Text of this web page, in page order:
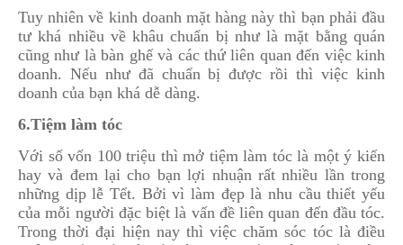
Tuy nhiên về kinh doanh mặt hàng này thì bạn phải đầu
tư khá nhiều về khâu chuẩn bị như là mặt bằng quán
cũng như là bàn ghế và các thứ liên quan đến việc kinh
doanh. Nếu như đã chuẩn bị được rồi thì việc kinh
doanh của bạn khá dễ dàng.
6.Tiệm làm tóc
Với số vốn 100 triệu thì mở tiệm làm tóc là một ý kiến
hay và đem lại cho bạn lợi nhuận rất nhiều lần trong
những dịp lễ Tết. Bởi vì làm đẹp là nhu cầu thiết yếu
của mỗi người đặc biệt là vấn đề liên quan đến đầu tóc.
Trong thời đại hiện nay thì việc chăm sóc tóc là điều